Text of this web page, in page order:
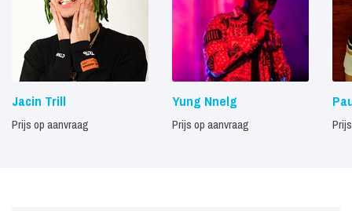
Jacin Trill
Prijs op aanvraag
Yung Nnelg
Prijs op aanvraag